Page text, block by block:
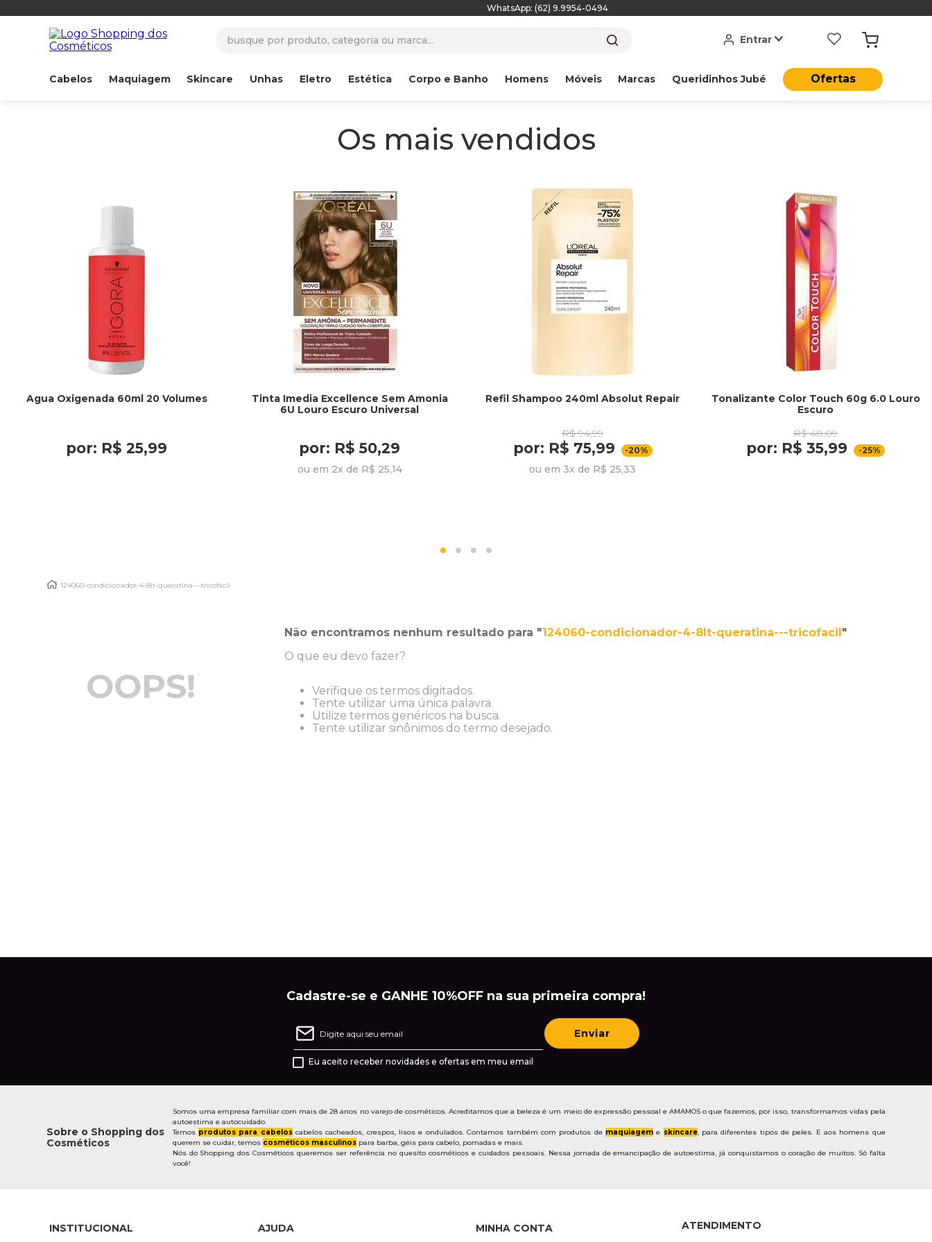
WhatsApp: (62) 9.9954-0494
Entrar
Cabelos Maquiagem Skincare Unhas Eletro Estética Corpo e Banho Homens Móveis Marcas Queridinhos Jubé Ofertas
Os mais vendidos
Agua Oxigenada 60ml 20 Volumes
por: R$ 25,99
Tinta Imedia Excellence Sem Amonia
6U Louro Escuro Universal
por: R$ 50,29
ou em 2x de R$ 25,14
Refil Shampoo 240ml Absolut Repair
R$ 94,99
por: R$ 75,99 -20%
ou em 3x de R$ 25,33
Tonalizante Color Touch 60g 6.0 Louro
Escuro
R$ 48,09
por: R$ 35,99 -25%
124060-condicionador-4-8lt-queratina---tricofacil
OOPS!
Não encontramos nenhum resultado para "124060-condicionador-4-8lt-queratina---tricofacil"
O que eu devo fazer?
Verifique os termos digitados.
Tente utilizar uma única palavra.
Utilize termos genéricos na busca.
Tente utilizar sinônimos do termo desejado.
Cadastre-se e GANHE 10%OFF na sua primeira compra!
Eu aceito receber novidades e ofertas em meu email
Enviar
Sobre o Shopping dos
Cosméticos
Somos uma empresa familiar com mais de 28 anos no varejo de cosméticos. Acreditamos que a beleza é um meio de expressão pessoal e AMAMOS o que fazemos, por isso, transformamos vidas pela
autoestima e autocuidado.
Temos produtos para cabeloscabelos cacheados, crespos, lisos e ondulados. Contamos também com produtos de maquiageme skincare, para diferentes tipos de peles. E aos homens que
querem se cuidar, temos cosméticos masculinospara barba, géis para cabelo, pomadas e mais.
Nós do Shopping dos Cosméticos queremos ser referência no quesito cosméticos e cuidados pessoais. Nessa jornada de emancipação de autoestima, já conquistamos o coração de muitos. Só falta
você!
INSTITUCIONAL AJUDA MINHA CONTA ATENDIMENTO